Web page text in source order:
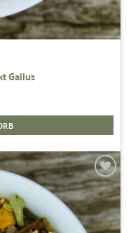
Gallus
Zur
Wunschliste
hinzufügen